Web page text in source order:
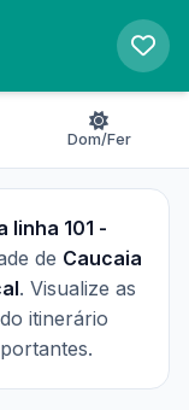
Dom/Fer
linha 101 -
de Caucaia
. Visualize as
itinerário